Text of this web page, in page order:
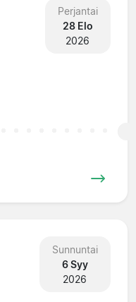
Perjantai
28 Elo
2026
Sunnuntai
6 Syy
2026